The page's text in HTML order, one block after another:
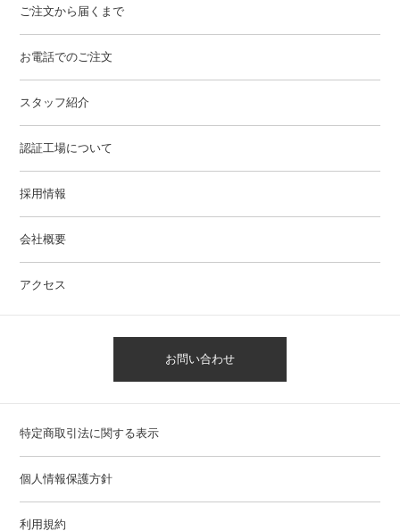
ご注文から届くまで
お電話でのご注文
スタッフ紹介
認証工場について
採用情報
会社概要
アクセス
お問い合わせ
特定商取引法に関する表示
個人情報保護方針
利用規約